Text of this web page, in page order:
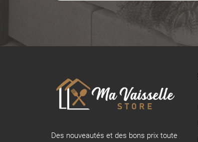
Des nouveautés et des bons prix toute